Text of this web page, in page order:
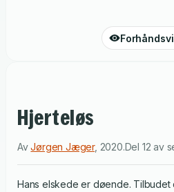
Hjerteløs
AvJørgen Jæger, 2020.Del 12 av
Hans elskede er døende. Tilbudet